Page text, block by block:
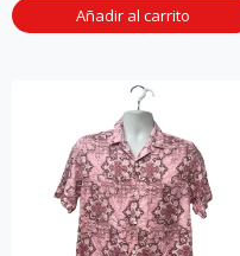
Añadir al carrito